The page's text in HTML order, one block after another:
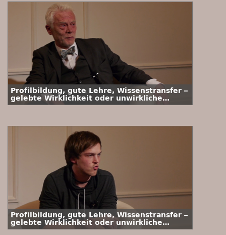
Profilbildung, gute Lehre, Wissenstransfer –
gelebte Wirklichkeit oder unwirkliche
Vision? Interview mit Prof. Dr. E. Jürgen
Profilbildung, gute Lehre, Wissenstransfer –
gelebte Wirklichkeit oder unwirkliche
Vision? Interview mit Erik Marquardt